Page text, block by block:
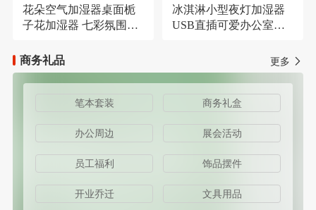
花朵空气加湿器桌面栀
子花加湿器 七彩氛围灯
冰淇淋小型夜灯加湿器
USB直插可爱办公室桌
商务礼品
更多
笔本套装 商务礼盒
办公周边 展会活动
员工福利 饰品摆件
开业乔迁 文具用品